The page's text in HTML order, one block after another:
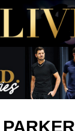
PARKER